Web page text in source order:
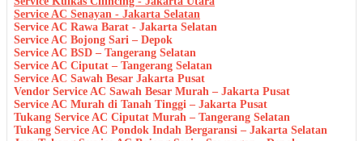
Service AC Senayan - Jakarta Selatan
Service AC Rawa Barat - Jakarta Selatan
Service AC Bojong Sari – Depok
Service AC BSD – Tangerang Selatan
Service AC Ciputat – Tangerang Selatan
Service AC Sawah Besar Jakarta Pusat
Vendor Service AC Sawah Besar Murah – Jakarta Pusat
Service AC Murah di Tanah Tinggi – Jakarta Pusat
Tukang Service AC Ciputat Murah – Tangerang Selatan
Tukang Service AC Pondok Indah Bergaransi – Jakarta Selatan